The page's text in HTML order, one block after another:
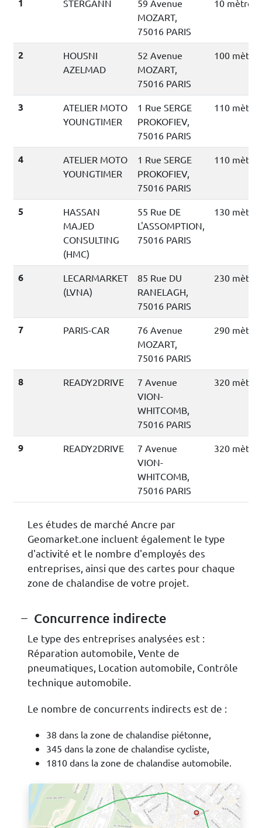
1 STERGANN
59 Avenue
MOZART,
75016 PARIS
10 mètres
2
HOUSNI
AZELMAD
52 Avenue
MOZART,
75016 PARIS
100 mètres
3
ATELIER MOTO
YOUNGTIMER
1 Rue SERGE
PROKOFIEV,
75016 PARIS
110 mètres
4
ATELIER MOTO
YOUNGTIMER
1 Rue SERGE
PROKOFIEV,
75016 PARIS
110 mètres
5
HASSAN
MAJED
CONSULTING
(HMC)
55 Rue DE
L'ASSOMPTION,
75016 PARIS
130 mètres
6
LECARMARKET
(LVNA)
85 Rue DU
RANELAGH,
75016 PARIS
230 mètres
7 PARIS-CAR
76 Avenue
MOZART,
75016 PARIS
290 mètres
8 READY2DRIVE
7 Avenue
VION-
WHITCOMB,
75016 PARIS
320 mètres
9 READY2DRIVE
7 Avenue
VION-
WHITCOMB,
75016 PARIS
320 mètres
Les études de marché Ancre par
Geomarket.one incluent également le type
d'activité et le nombre d'employés des
entreprises, ainsi que des cartes pour chaque
zone de chalandise de votre projet.
Concurrence indirecte
Le type des entreprises analysées est :
Réparation automobile, Vente de
pneumatiques, Location automobile, Contrôle
technique automobile.
Le nombre de concurrents indirects est de :
38 dans la zone de chalandise piétonne,
345 dans la zone de chalandise cycliste,
1810 dans la zone de chalandise automobile.